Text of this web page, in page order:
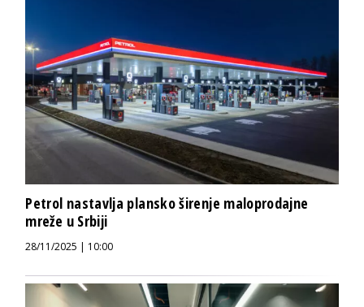
Petrol nastavlja plansko širenje maloprodajne
mreže u Srbiji
28/11/2025 | 10:00